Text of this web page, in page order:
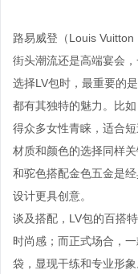
路易威登（Louis
街头潮流还是高端宴会
选择LV包时，最重要的
都有其独特的魅力。比
得众多女性青睐，适合短
材质和颜色的选择同样
和驼色搭配金色五金是
设计更具创意。
谈及搭配，LV包的百搭
时尚感；而正式场合，
袋，显现干练和专业形象